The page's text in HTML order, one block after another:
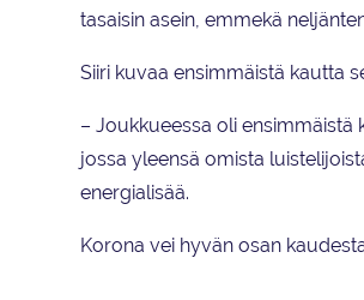
tasaisin asein, emmekä
Siiri kuvaa ensimmäistä kautta
– Joukkueessa oli
jossa yleensä omista
energialisää.
Korona vei hyvän osan